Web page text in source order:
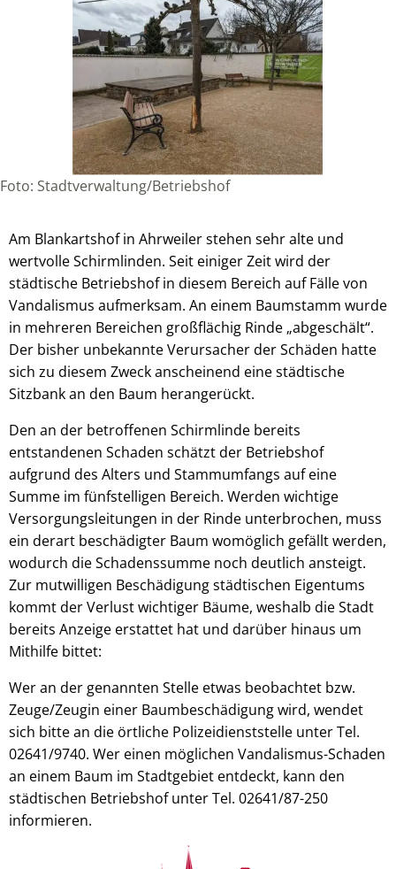
Foto: Stadtverwaltung/Betriebshof
Am Blankartshof in Ahrweiler stehen sehr alte und
wertvolle Schirmlinden. Seit einiger Zeit wird der
städtische Betriebshof in diesem Bereich auf Fälle von
Vandalismus aufmerksam. An einem Baumstamm wurde
in mehreren Bereichen großflächig Rinde „abgeschält“.
Der bisher unbekannte Verursacher der Schäden hatte
sich zu diesem Zweck anscheinend eine städtische
Sitzbank an den Baum herangerückt.
Den an der betroffenen Schirmlinde bereits
entstandenen Schaden schätzt der Betriebshof
aufgrund des Alters und Stammumfangs auf eine
Summe im fünfstelligen Bereich. Werden wichtige
Versorgungsleitungen in der Rinde unterbrochen, muss
ein derart beschädigter Baum womöglich gefällt werden,
wodurch die Schadenssumme noch deutlich ansteigt.
Zur mutwilligen Beschädigung städtischen Eigentums
kommt der Verlust wichtiger Bäume, weshalb die Stadt
bereits Anzeige erstattet hat und darüber hinaus um
Mithilfe bittet:
Wer an der genannten Stelle etwas beobachtet bzw.
Zeuge/Zeugin einer Baumbeschädigung wird, wendet
sich bitte an die örtliche Polizeidienststelle unter Tel.
02641/9740. Wer einen möglichen Vandalismus-Schaden
an einem Baum im Stadtgebiet entdeckt, kann den
städtischen Betriebshof unter Tel. 02641/87-250
informieren.